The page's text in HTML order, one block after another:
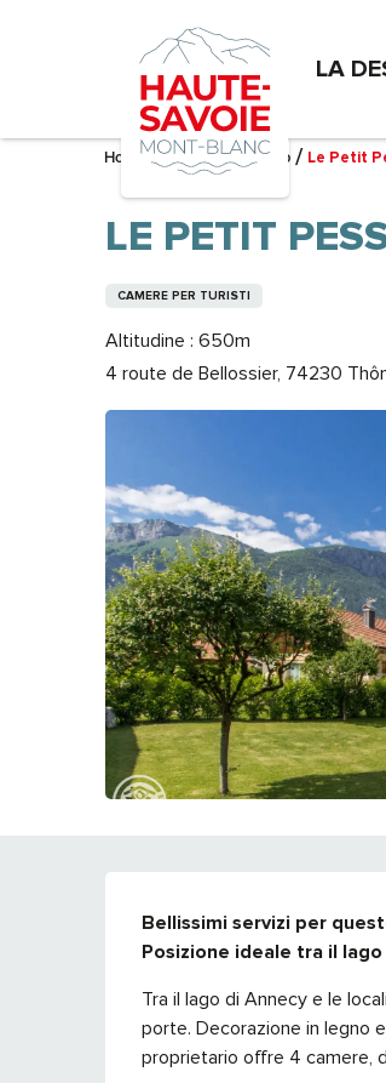
LA
Home – Mi sto preparando Le Petit
LE PETIT
CAMERE PER TURISTI
Altitudine : 650m
4 route de Bellossier, 74230
Bellissimi servizi per
Posizione ideale tra il
Tra il lago di Annecy e le
porte. Decorazione in legno
proprietario offre 4 camere,